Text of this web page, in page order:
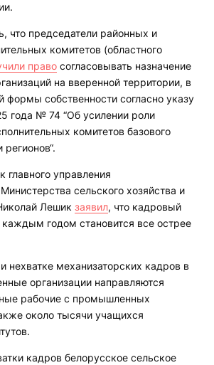
что председатели районных и
комитетов (областного
право согласовывать назначение
на вверенной территории, в
формы собственности согласно указу
года № 74 “Об усилении роли
комитетов базового
главного управления
сельского хозяйства и
Лешик заявил, что кадровый
каждым годом становится все острее
нехватке механизаторских кадров в
организации направляются
рабочие с промышленных
около тысячи учащихся
кадров белорусское сельское